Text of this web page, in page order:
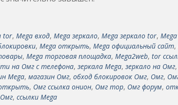
tor, Mega вход, Mega зеркало, Mega зеркало tor,
, Mega открыть, Mega официальный сайт,
, Mega торговая площадка, Mega2web, tor
на Омг с телефона, зеркала Mega, зеркало на Омг,
Mega, магазин Омг, обход блокировок Омг, Омг,
, Омг ссылка онион, Омг тор, Омг форум,
, ссылки Mega